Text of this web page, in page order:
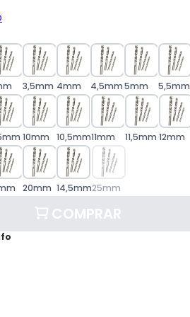
3,5mm 4mm 4,5mm5mm 5,5mm
10mm 10,5mm11mm 11,5mm 12mm
20mm 14,5mm25mm
COMPRAR